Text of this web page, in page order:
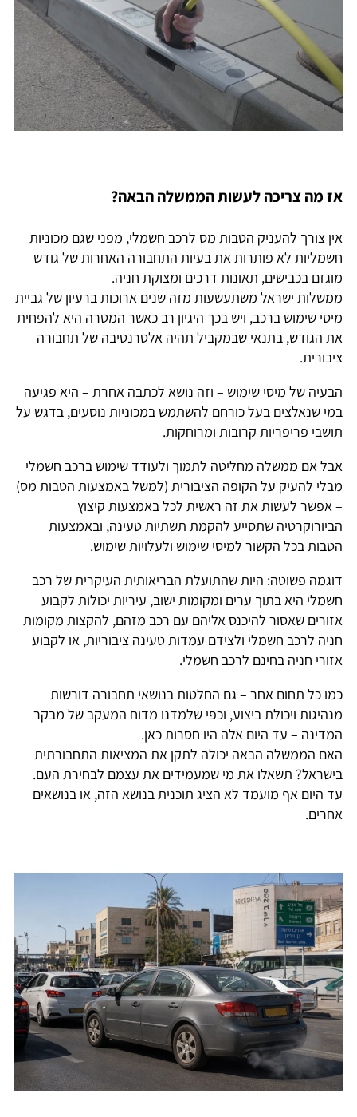
אז מה צריכה לעשות הממשלה הבאה?
אין צורך להעניק הטבות מס לרכב חשמלי, מפני שגם מכוניות
חשמליות לא פותרות את בעיות התחבורה האחרות של גודש
מוגזם בכבישים, תאונות דרכים ומצוקת חניה.
ממשלות ישראל משתעשעות מזה שנים ארוכות ברעיון של גביית
מיסי שימוש ברכב, ויש בכך היגיון רב כאשר המטרה היא להפחית
את הגודש, בתנאי שבמקביל תהיה אלטרנטיבה של תחבורה
ציבורית.
הבעיה של מיסי שימוש – וזה נושא לכתבה אחרת – היא פגיעה
במי שנאלצים בעל כורחם להשתמש במכוניות נוסעים, בדגש על
תושבי פריפריות קרובות ומרוחקות.
אבל אם ממשלה מחליטה לתמוך ולעודד שימוש ברכב חשמלי
מבלי להעיק על הקופה הציבורית (למשל באמצעות הטבות מס)
– אפשר לעשות את זה ראשית לכל באמצעות קיצוץ
הביורוקרטיה שתסייע להקמת תשתיות טעינה, ובאמצעות
הטבות בכל הקשור למיסי שימוש ולעלויות שימוש.
דוגמה פשוטה: היות שהתועלת הבריאותית העיקרית של רכב
חשמלי היא בתוך ערים ומקומות ישוב, עיריות יכולות לקבוע
אזורים שאסור להיכנס אליהם עם רכב מזהם, להקצות מקומות
חניה לרכב חשמלי ולצידם עמדות טעינה ציבוריות, או לקבוע
אזורי חניה בחינם לרכב חשמלי.
כמו כל תחום אחר – גם החלטות בנושאי תחבורה דורשות
מנהיגות ויכולת ביצוע, וכפי שלמדנו מדוח המעקב של מבקר
המדינה – עד היום אלה היו חסרות כאן.
האם הממשלה הבאה יכולה לתקן את המציאות התחבורתית
בישראל? תשאלו את מי שמעמידים את עצמם לבחירת העם.
עד היום אף מועמד לא הציג תוכנית בנושא הזה, או בנושאים
אחרים.